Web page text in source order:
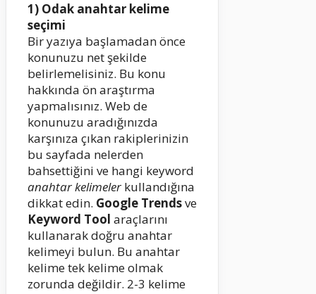
1) Odak anahtar kelime
seçimi
Bir yazıya başlamadan önce
konunuzu net şekilde
belirlemelisiniz. Bu konu
hakkında ön araştırma
yapmalısınız. Web de
konunuzu aradığınızda
karşınıza çıkan rakiplerinizin
bu sayfada nelerden
bahsettiğini ve hangi keyword
anahtar kelimelerkullandığına
dikkat edin. Google Trendsve
Keyword Tool araçlarını
kullanarak doğru anahtar
kelimeyi bulun. Bu anahtar
kelime tek kelime olmak
zorunda değildir. 2-3 kelime